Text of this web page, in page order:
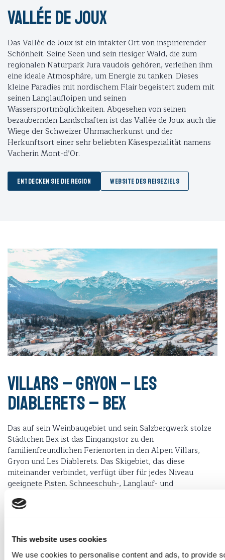
This website uses cookies
We use cookies to personalise content and ads, to provide
Vallée de Joux
Das Vallée de Joux ist ein intakter Ort von inspirierender
Schönheit. Seine Seen und sein riesiger Wald, die zum
regionalen Naturpark Jura vaudois gehören, verleihen ihm
eine ideale Atmosphäre, um Energie zu tanken. Dieses
kleine Paradies mit nordischem Flair begeistert zudem mit
seinen Langlaufloipen und seinen
Wassersportmöglichkeiten. Abgesehen von seinen
bezaubernden Landschaften ist das Vallée de Joux auch die
Wiege der Schweizer Uhrmacherkunst und der
Herkunftsort einer sehr beliebten Käsespezialität namens
Vacherin Mont-d’Or.
ENTDECKEN SIE DIE REGION WEBSITE DES REISEZIELS
Villars – Gryon – Les
Diablerets – Bex
Das auf sein Weinbaugebiet und sein Salzbergwerk stolze
Städtchen Bex ist das Eingangstor zu den
familienfreundlichen Ferienorten in den Alpen Villars,
Gryon und Les Diablerets. Das Skigebiet, das diese
miteinander verbindet, verfügt über für jedes Niveau
geeignete Pisten. Schneeschuh-, Langlauf- und
Glacier 3000 bietet seinerseits ein Hochgebirgserlebnis für
jedermann mit einer atemberaubenden Aussicht auf
ENTDECKEN SIE DIE REGION WEBSITE DES REISEZIELS